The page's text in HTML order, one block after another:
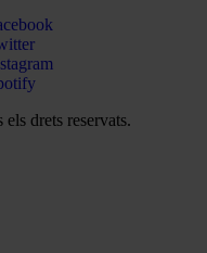
drets reservats.